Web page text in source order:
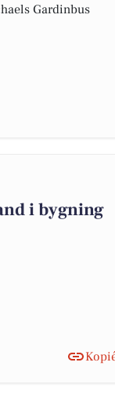
Gardinbus
i bygning